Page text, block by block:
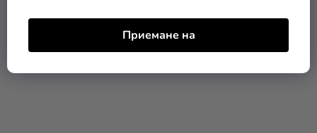
Приемане на